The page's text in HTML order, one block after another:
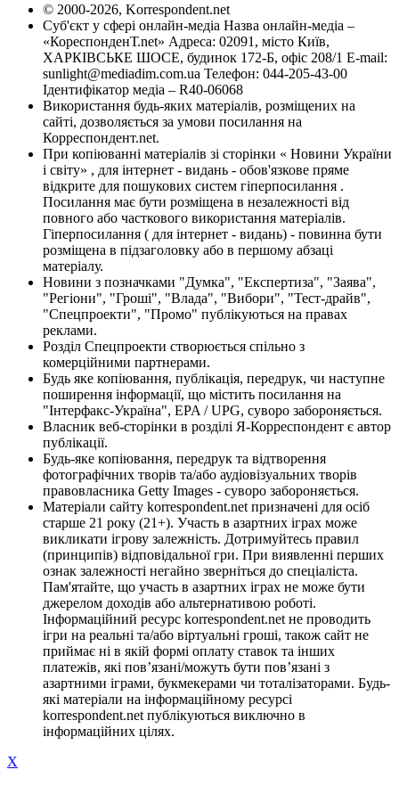
© 2000-2026, Korrespondent.net
Суб'єкт у сфері онлайн-медіа Назва онлайн-медіа –
«КореспонденТ.net» Адреса: 02091, місто Київ,
ХАРКІВСЬКЕ ШОСЕ, будинок 172-Б, офіс 208/1 E-mail:
sunlight@mediadim.com.ua Телефон: 044-205-43-00
Ідентифікатор медіа – R40-06068
Використання будь-яких матеріалів, розміщених на
сайті, дозволяється за умови посилання на
Корреспондент.net.
При копіюванні матеріалів зі сторінки « Новини України
і світу» , для інтернет - видань - обов'язкове пряме
відкрите для пошукових систем гіперпосилання .
Посилання має бути розміщена в незалежності від
повного або часткового використання матеріалів.
Гіперпосилання ( для інтернет - видань) - повинна бути
розміщена в підзаголовку або в першому абзаці
матеріалу.
Новини з позначками "Думка", "Експертиза", "Заява",
"Регіони", "Гроші", "Влада", "Вибори", "Тест-драйв",
"Спецпроекти", "Промо" публікуються на правах
реклами.
Розділ Спецпроекти створюється спільно з
комерційними партнерами.
Будь яке копіювання, публікація, передрук, чи наступне
поширення інформації, що містить посилання на
"Інтерфакс-Україна", EPA / UPG, суворо забороняється.
Власник веб-сторінки в розділі Я-Корреспондент є автор
публікації.
Будь-яке копіювання, передрук та відтворення
фотографічних творів та/або аудіовізуальних творів
правовласника Getty Images - суворо забороняється.
Матеріали сайту korrespondent.net призначені для осіб
старше 21 року (21+). Участь в азартних іграх може
викликати ігрову залежність. Дотримуйтесь правил
(принципів) відповідальної гри. При виявленні перших
ознак залежності негайно зверніться до спеціаліста.
Пам'ятайте, що участь в азартних іграх не може бути
джерелом доходів або альтернативою роботі.
Інформаційний ресурс korrespondent.net не проводить
ігри на реальні та/або віртуальні гроші, також сайт не
приймає ні в якій формі оплату ставок та інших
платежів, які пов’язані/можуть бути пов’язані з
азартними іграми, букмекерами чи тоталізаторами. Будь-
які матеріали на інформаційному ресурсі
korrespondent.net публікуються виключно в
інформаційних цілях.
X